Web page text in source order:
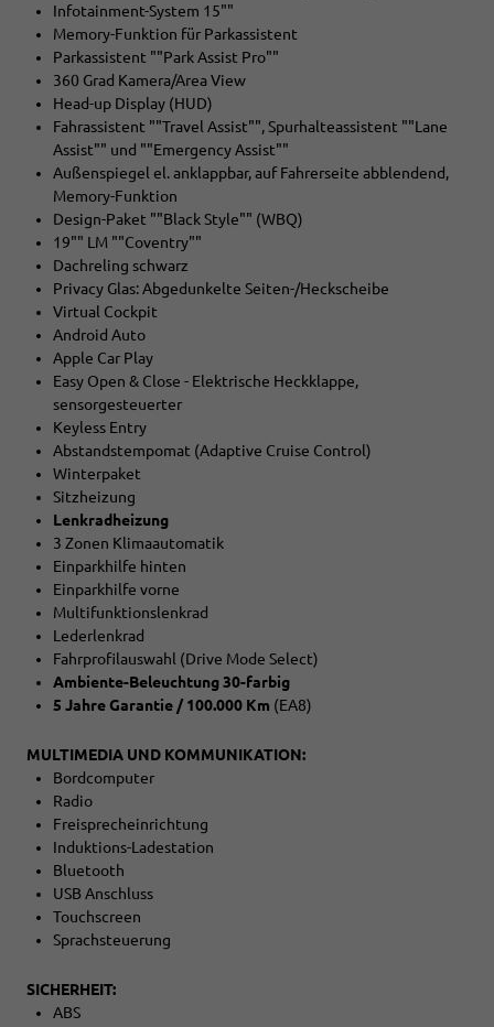
Infotainment-System 15""
Memory-Funktion für Parkassistent
Parkassistent ""Park Assist Pro""
360 Grad Kamera/Area View
Head-up Display (HUD)
Fahrassistent ""Travel Assist"", Spurhalteassistent ""Lane
Assist"" und ""Emergency Assist""
Außenspiegel el. anklappbar, auf Fahrerseite abblendend,
Memory-Funktion
Design-Paket ""Black Style"" (WBQ)
19"" LM ""Coventry""
Dachreling schwarz
Privacy Glas: Abgedunkelte Seiten-/Heckscheibe
Virtual Cockpit
Android Auto
Apple Car Play
Easy Open & Close - Elektrische Heckklappe,
sensorgesteuerter
Keyless Entry
Abstandstempomat (Adaptive Cruise Control)
Winterpaket
Sitzheizung
Lenkradheizung
3 Zonen Klimaautomatik
Einparkhilfe hinten
Einparkhilfe vorne
Multifunktionslenkrad
Lederlenkrad
Fahrprofilauswahl (Drive Mode Select)
Ambiente-Beleuchtung 30-farbig
5 Jahre Garantie / 100.000 Km (EA8)
MULTIMEDIA UND KOMMUNIKATION:
Bordcomputer
Radio
Freisprecheinrichtung
Induktions-Ladestation
Bluetooth
USB Anschluss
Touchscreen
Sprachsteuerung
SICHERHEIT:
ABS